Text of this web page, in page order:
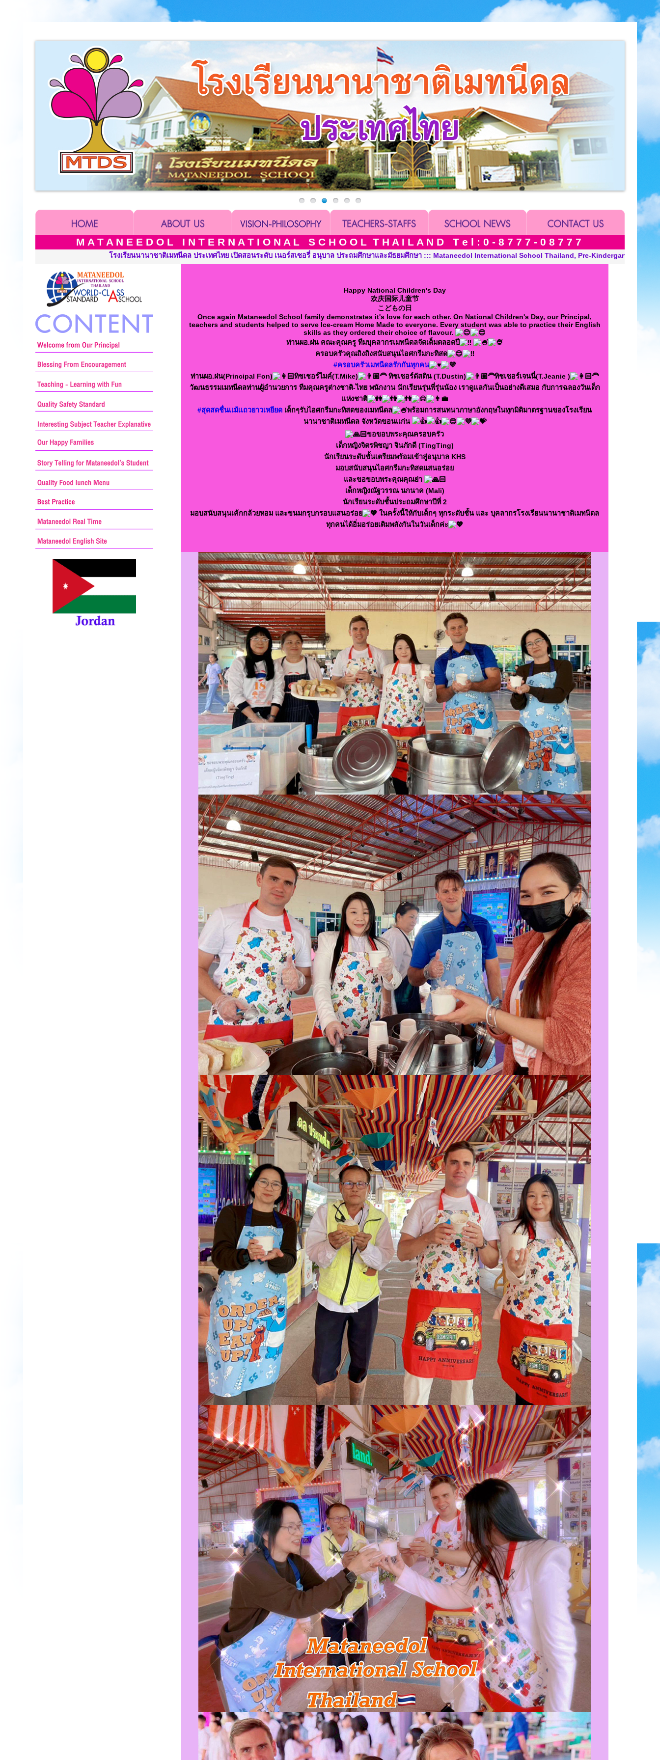
M A T A N E E D O L I N T E R N A T I O N A L S C H O O L T H A I L A N D T e l : 0 - 8 7 7 7 - 0 8 7 7 7
เมทนีดล ประเทศไทย เปิดสอนระดับ เนอร์สเซอรี่ อนุบาล ประถมศึกษาและมัธยมศึกษา ::: Mataneedol International School Thailand, Pre-Kindergarten, Kindergarten and Grade in Khon Kaen Thailand.
Happy National Children's Day
欢庆国际儿童节
こどもの日
Once again Mataneedol School family demonstrates it's love for each other. On National Children's Day, our Principal,
teachers and students helped to serve Ice-cream Home Made to everyone. Every student was able to practice their English
skills as they ordered their choice of flavour.
ท่านผอ.ฝน คณะคุณครู ทีมบุคลากรเมทนีดลจัดเต็มตลอดปี
ครอบครัวคุณถิงถิงสนับสนุนไอศกรีมกะทิสด
#ครอบครัวเมทนีดลรักกันทุกคน
ท่านผอ.ฝน(Principal Fon)
ทิชเชอร์ไมค์(T.Mike) ทิชเชอร์ดัสติน (T.Dustin)
ทิชเชอร์เจนนี่(T.Jeanie )
วัฒนธรรมเมทนีดลท่านผู้อำนวยการ ทีมคุณครูต่างชาติ-ไทย พนักงาน นักเรียนรุ่นพี่รุ่นน้อง เราดูเเลกันเป็นอย่างดีเสมอ กับการฉลองวันเด็ก
เเห่งชาติ
#สุดสดชื่นเเม้เเถวยาวเหยียด เด็กๆรับไอศกรีมกะทิสดของเมทนีดล
พร้อมการสนทนาภาษาอังกฤษในทุกมิติมาตรฐานของโรงเรียน
นานาชาติเมทนีดล จังหวัดขอนเเก่น
ขอขอบพระคุณครอบครัว
เด็กหญิงจิตรพิชญา จินภักดี (TingTing)
นักเรียนระดับชั้นเตรียมพร้อมเข้าสู่อนุบาล KHS
มอบสนับสนุนไอศกรีมกะทิสดแสนอร่อย
และขอขอบพระคุณคุณย่า
เด็กหญิงณัฐวรรณ นกนาค (Mali)
นักเรียนระดับชั้นประถมศึกษาปีที่ 2
มอบสนับสนุนเค้กกล้วยหอม และขนมกรุบกรอบแสนอร่อย
ในครั้งนี้ให้กับเด็กๆ ทุกระดับชั้น และ บุคลากรโรงเรียนนานาชาติเมทนีดล
ทุกคนได้อิ่มอร่อยเติมพลังกันในวันเด็กค่ะ